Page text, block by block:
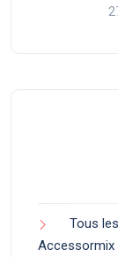
Tous
Accessormix